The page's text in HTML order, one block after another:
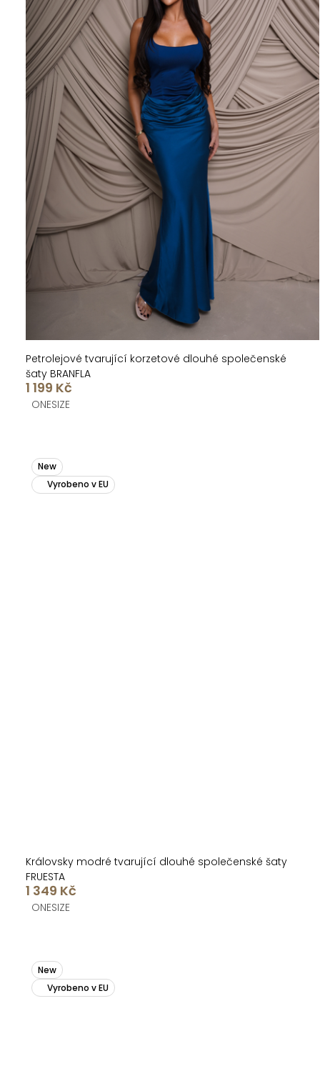
Petrolejové tvarující korzetové dlouhé společenské
šaty BRANFLA
1 199 Kč
ONESIZE
New
Vyrobeno v EU
Královsky modré tvarující dlouhé společenské šaty
FRUESTA
1 349 Kč
ONESIZE
New
Vyrobeno v EU